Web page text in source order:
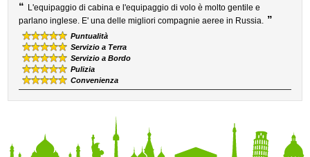
“ L'equipaggio di cabina e l'equipaggio di volo è molto gentile e
parlano inglese. E' una delle migliori compagnie aeree in Russia. ”
Puntualità
Servizio a Terra
Servizio a Bordo
Pulizia
Convenienza